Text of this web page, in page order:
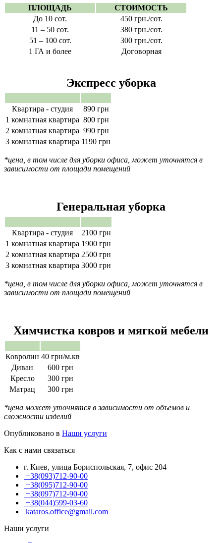
ПЛОЩАДЬ
СТОИМОСТЬ
До 10 сот.
450 грн./сот.
11 – 50 сот.
380 грн./сот.
51 – 100 сот.
300 грн./сот.
1 ГА и более
Договорная
Экспресс уборка
Квартира - студия
890 грн
1 комнатная квартира 800 грн
2 комнатная квартира 990 грн
3 комнатная квартира 1190 грн
*цена, в том числе для уборки офиса, может уточнятся в
зависимости от площади помещений
Генеральная уборка
Квартира - студия
2100 грн
1 комнатная квартира 1900 грн
2 комнатная квартира 2500 грн
3 комнатная квартира 3000 грн
*цена, в том числе для уборки офиса, может уточнятся в
зависимости от площади помещений
Химчистка ковров и мягкой мебели
Ковролин 40 грн/м.кв
Диван
600 грн
Кресло
300 грн
Матрац
300 грн
*цена может уточнятся в зависимости от объемов и
сложности изделий
Опубликовано в Наши услуги
Как с нами связаться
г. Киев, улица Бориспольская, 7, офис 204
+38(093)712-90-00
+38(095)712-90-00
+38(097)712-90-00
+38(044)599-03-60
kataros.office@gmail.com
Наши услуги